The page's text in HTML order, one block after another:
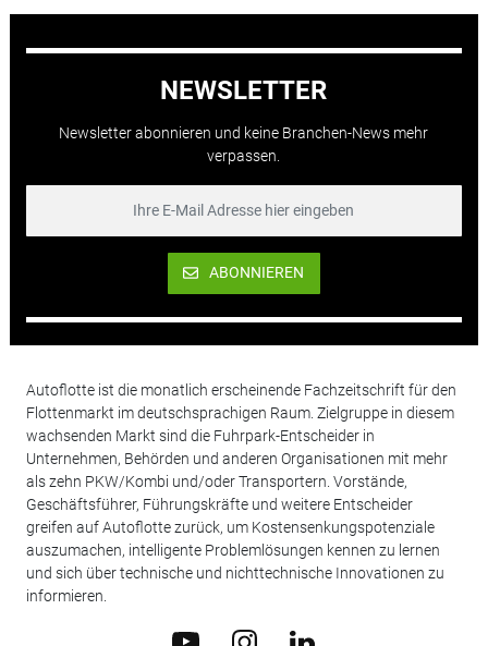
NEWSLETTER
Newsletter abonnieren und keine Branchen-News mehr
verpassen.
ABONNIEREN
Autoflotte ist die monatlich erscheinende Fachzeitschrift für den
Flottenmarkt im deutschsprachigen Raum. Zielgruppe in diesem
wachsenden Markt sind die Fuhrpark-Entscheider in
Unternehmen, Behörden und anderen Organisationen mit mehr
als zehn PKW/Kombi und/oder Transportern. Vorstände,
Geschäftsführer, Führungskräfte und weitere Entscheider
greifen auf Autoflotte zurück, um Kostensenkungspotenziale
auszumachen, intelligente Problemlösungen kennen zu lernen
und sich über technische und nichttechnische Innovationen zu
informieren.